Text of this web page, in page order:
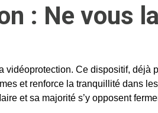
: Ne vous
vidéoprotection. Ce dispositif, déjà
et renforce la tranquillité dans
et sa majorité s’y opposent